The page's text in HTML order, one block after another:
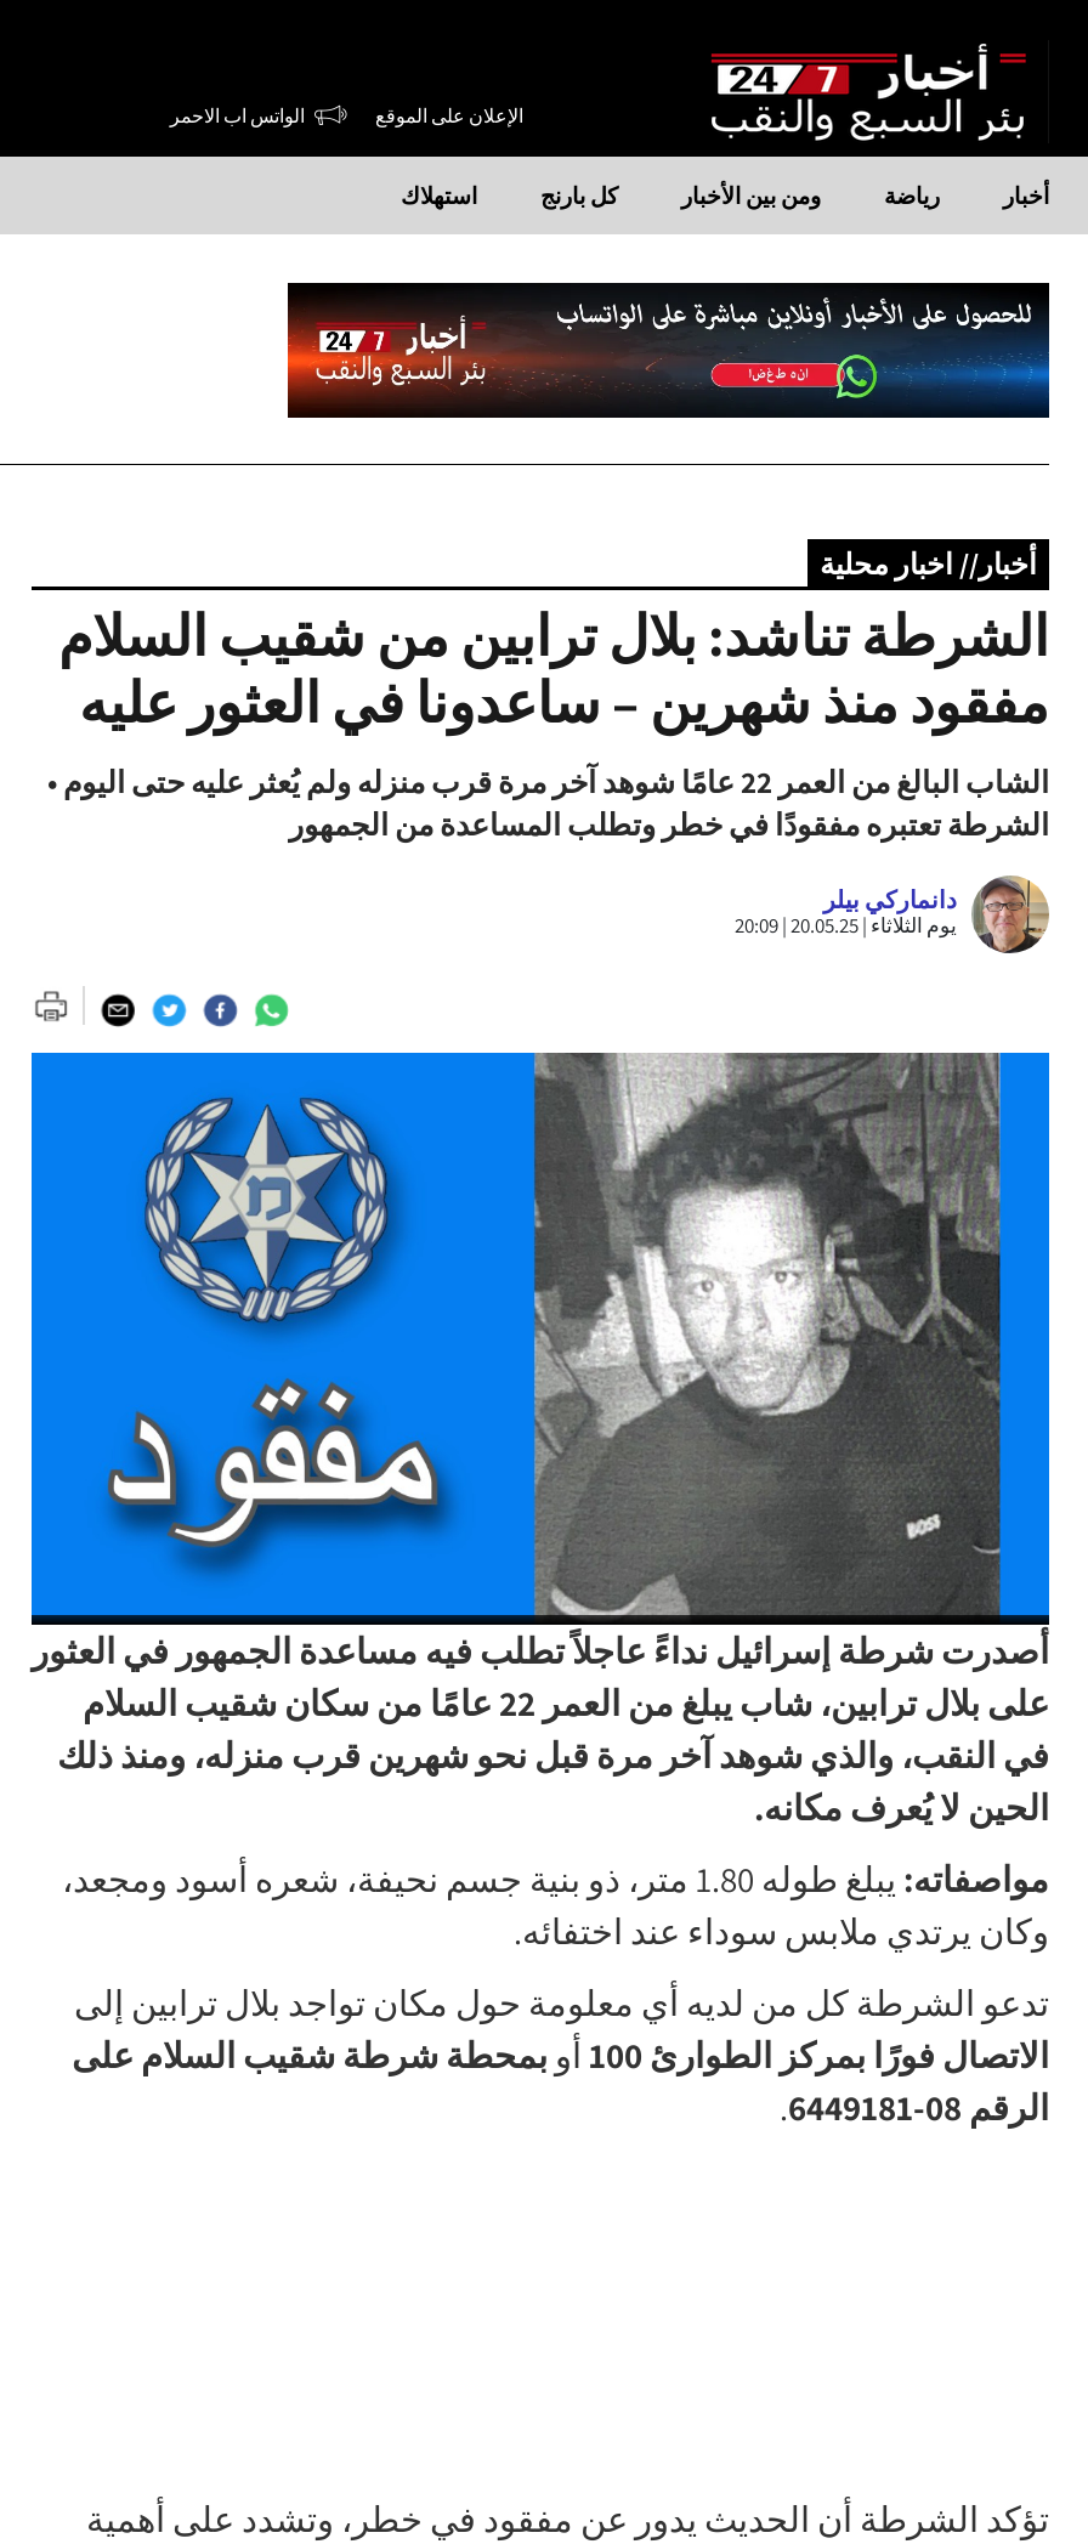
الإعلان على الموقع الواتس اب الاحمر
أخبار رياضة ومن بين الأخبار كل بارنج استهلاك
أخبار// اخبار محلية
الشرطة تناشد: بلال ترابين من شقيب السلام
مفقود منذ شهرين – ساعدونا في العثور عليه
الشاب البالغ من العمر 22 عامًا شوهد آخر مرة قرب منزله ولم يُعثر عليه حتى اليوم •
الشرطة تعتبره مفقودًا في خطر وتطلب المساعدة من الجمهور
دانماركي بيلر
يوم الثلاثاء | 20.05.25 | 20:09
أصدرت شرطة إسرائيل نداءً عاجلاً تطلب فيه مساعدة الجمهور في العثور
على بلال ترابين، شاب يبلغ من العمر 22 عامًا من سكان شقيب السلام
في النقب، والذي شوهد آخر مرة قبل نحو شهرين قرب منزله، ومنذ ذلك
الحين لا يُعرف مكانه.
مواصفاته:
يبلغ طوله 1.80 متر، ذو بنية جسم نحيفة، شعره أسود ومجعد،
وكان يرتدي ملابس سوداء عند اختفائه.
تدعو الشرطة كل من لديه أي معلومة حول مكان تواجد بلال ترابين إلى
الاتصال فورًا بمركز الطوارئ 100
أو بمحطة شرطة شقيب السلام على
الرقم 08-6449181
.
تؤكد الشرطة أن الحديث يدور عن مفقود في خطر، وتشدد على أهمية